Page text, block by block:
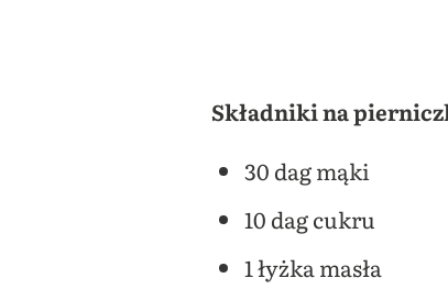
Składniki na
30 dag mąki
10 dag cukru
1 łyżka masła